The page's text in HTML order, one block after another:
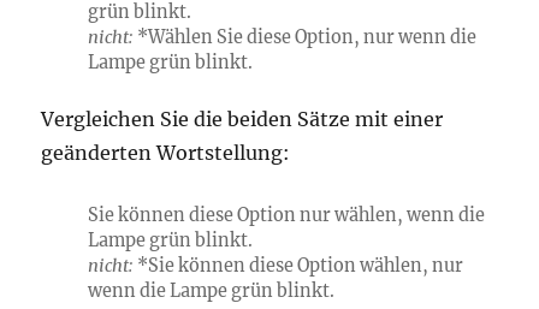
grün blinkt.
nicht: *Wählen Sie diese Option, nur wenn die
Lampe grün blinkt.
Vergleichen Sie die beiden Sätze mit einer
geänderten Wortstellung:
Sie können diese Option nurwählen, wenn die
Lampe grün blinkt.
nicht: *Sie können diese Option wählen, nur
wenn die Lampe grün blinkt.